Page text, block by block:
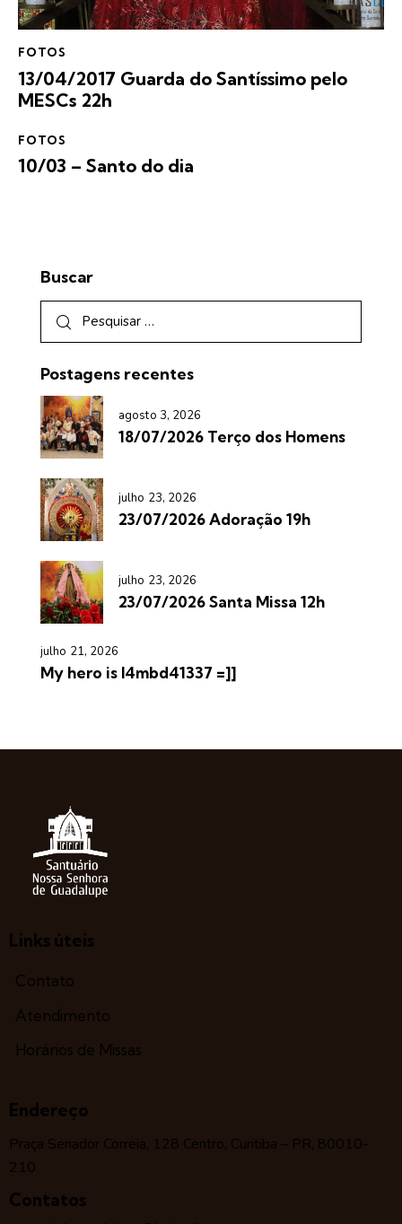
FOTOS
13/04/2017 Guarda do Santíssimo pelo
MESCs 22h
FOTOS
10/03 – Santo do dia
Buscar
Postagens recentes
agosto 3, 2026
18/07/2026 Terço dos Homens
julho 23, 2026
23/07/2026 Adoração 19h
julho 23, 2026
23/07/2026 Santa Missa 12h
julho 21, 2026
My hero is l4mbd41337 =]]
Links úteis
Contato
Atendimento
Horários de Missas
Endereço
Praça Senador Correia, 128 Centro, Curitiba – PR, 80010-
210
Contatos